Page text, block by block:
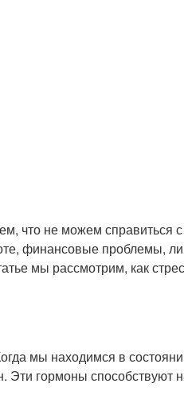
что не можем справиться
финансовые проблемы,
мы рассмотрим, как
мы находимся в
Эти гормоны способствуют